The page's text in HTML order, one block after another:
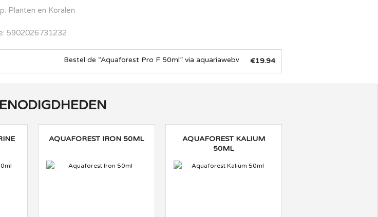
Planten en Koralen
5902026731232
Bestel de “Aquaforest Pro F 50ml” via aquariawebwinkel.nl! Wij hebben een selectie van
€19.94
AQUAFOREST IRON 50ML
AQUAFOREST KALIUM
50ML